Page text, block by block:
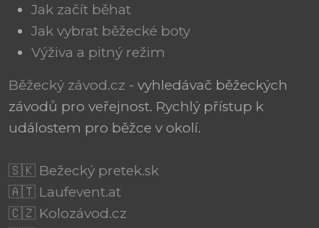
Jak začít běhat
Jak vybrat běžecké boty
Výživa a pitný režim
Běžecký závod.cz - vyhledávač běžeckých
závodů pro veřejnost. Rychlý přístup k
událostem pro běžce v okolí.
🇸🇰 Bežecký pretek.sk
🇦🇹 Laufevent.at
🇨🇿 Kolozávod.cz